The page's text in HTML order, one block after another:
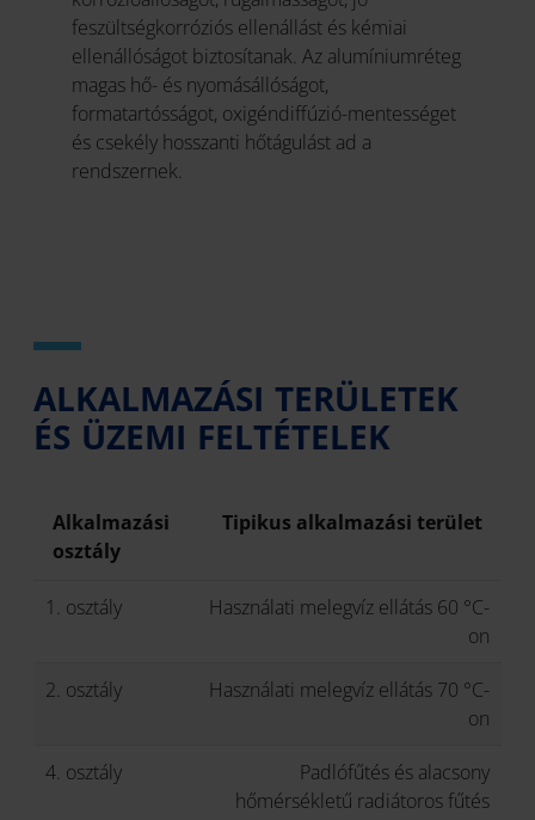
feszültségkorróziós ellenállást és kémiai
ellenállóságot biztosítanak. Az alumíniumréteg
magas hő- és nyomásállóságot,
formatartósságot, oxigéndiffúzió-mentességet
és csekély hosszanti hőtágulást ad a
rendszernek.
ALKALMAZÁSI TERÜLETEK
ÉS ÜZEMI FELTÉTELEK
Alkalmazási
osztály
Tipikus alkalmazási terület
1. osztály
Használati melegvíz ellátás 60 °C-
on
2. osztály
Használati melegvíz ellátás 70 °C-
on
4. osztály
Padlófűtés és alacsony
hőmérsékletű radiátoros fűtés